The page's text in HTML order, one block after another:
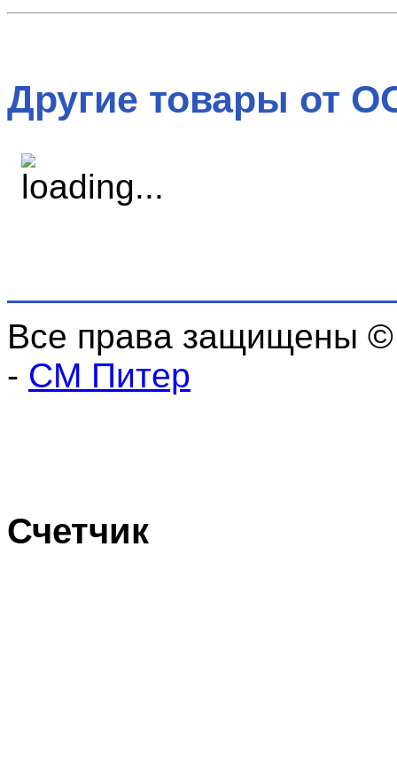
Другие товары от
Все права защищены
- СМ Питер
Счетчик